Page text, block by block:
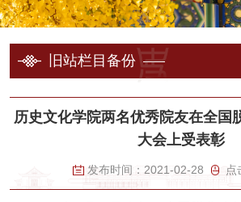
旧站栏目备份
历史文化学院两名优秀院友在全国
大会上受表彰
发布时间： 2021-02-28 点